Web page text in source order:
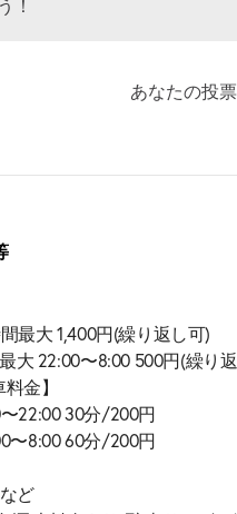
！
あなたの投
最大 1,400円(繰り返し可)
大 22:00〜8:00 500円(繰り
金】
22:00 30分/200円
〜8:00 60分/200円
ど